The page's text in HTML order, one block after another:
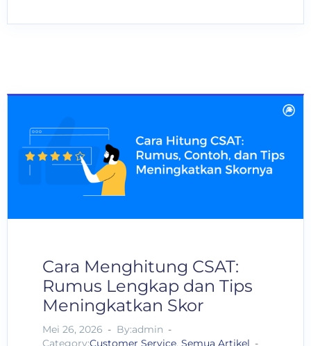
Cara Menghitung CSAT:
Rumus Lengkap dan Tips
Meningkatkan Skor
Mei 26, 2026
By:admin